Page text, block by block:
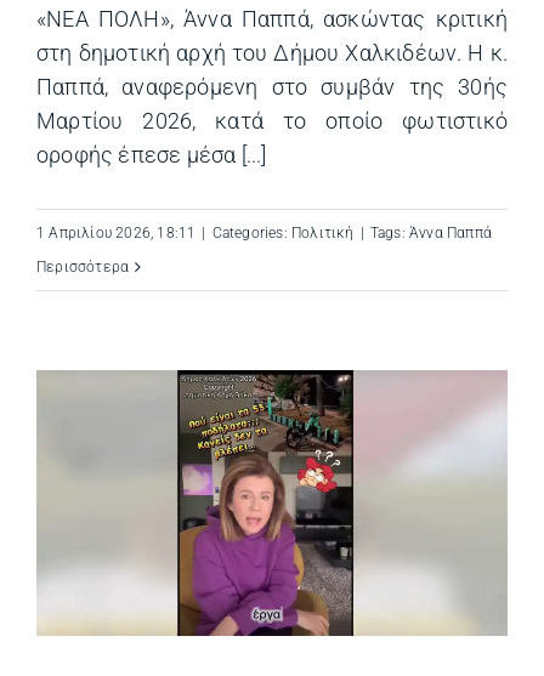
«ΝΕΑ ΠΟΛΗ», Άννα Παππά, ασκώντας κριτική
στη δημοτική αρχή του Δήμου Χαλκιδέων. Η κ.
Παππά, αναφερόμενη στο συμβάν της 30ής
Μαρτίου 2026, κατά το οποίο φωτιστικό
οροφής έπεσε μέσα [...]
1 Απριλίου 2026, 18:11 Categories: Πολιτική Tags:Άννα Παππά
Περισσότερα